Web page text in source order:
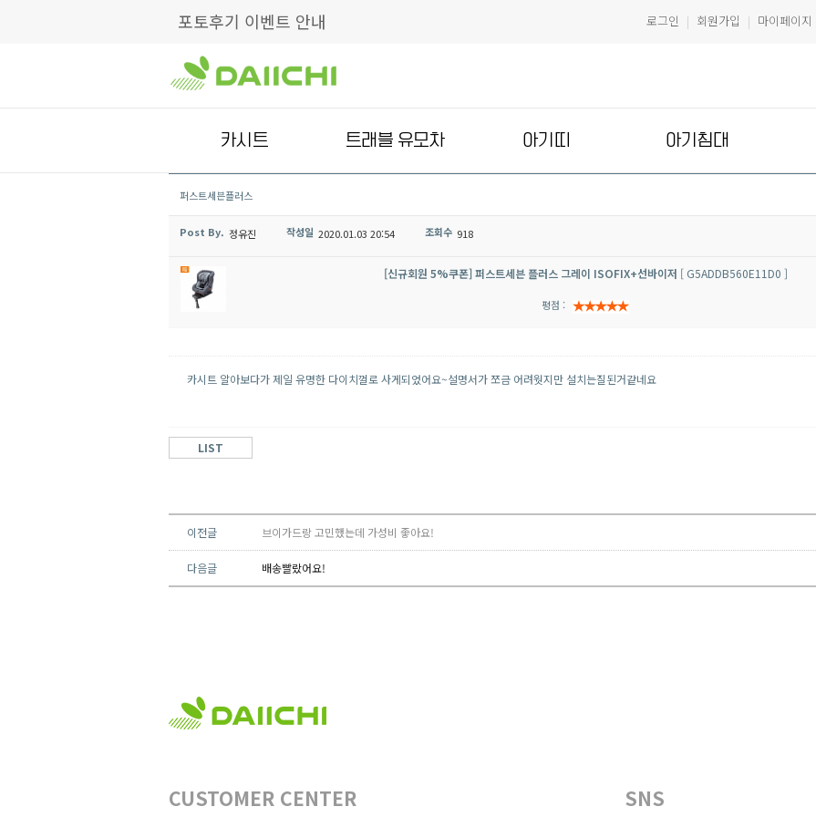
포토후기 이벤트 안내 로그인 | 회원가입 | 마이페이지
카시트 트래블 유모차 아기띠 아기침대
퍼스트세븐플러스
Post By. 정유진 작성일 2020.01.03 20:54 조회수 918
[신규회원 5%쿠폰] 퍼스트세븐 플러스 그레이 ISOFIX+선바이저 [ G5ADDB560E11D0 ]
평점 :
카시트 알아보다가 제일 유명한 다이치껄로 사게되었어요~설명서가 쪼금 어려웟지만 설치는질된거같네요
LIST
이전글 브이가드랑 고민했는데 가성비 좋아요!
다음글 배송빨랐어요!
CUSTOMER CENTER SNS